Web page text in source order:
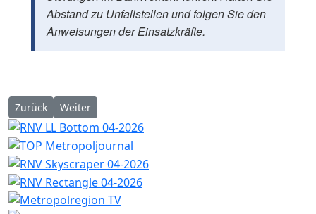
Abstand zu Unfallstellen und folgen Sie den
Anweisungen der Einsatzkräfte.
Vorheriger Beitrag: Mannheim: Waldstraße nach
Zurück Nächster Beitrag: Mannheim-Waldhof: Autofahrer
Weiter